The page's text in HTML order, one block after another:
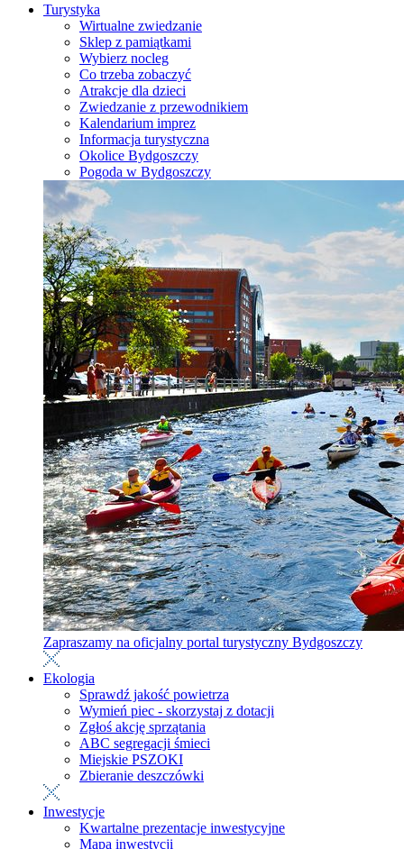
Turystyka
Wirtualne zwiedzanie
Sklep z pamiątkami
Wybierz nocleg
Co trzeba zobaczyć
Atrakcje dla dzieci
Zwiedzanie z przewodnikiem
Kalendarium imprez
Informacja turystyczna
Okolice Bydgoszczy
Pogoda w Bydgoszczy
Zapraszamy na oficjalny portal turystyczny Bydgoszczy
Ekologia
Sprawdź jakość powietrza
Wymień piec - skorzystaj z dotacji
Zgłoś akcję sprzątania
ABC segregacji śmieci
Miejskie PSZOKI
Zbieranie deszczówki
Inwestycje
Kwartalne prezentacje inwestycyjne
Mapa inwestycji